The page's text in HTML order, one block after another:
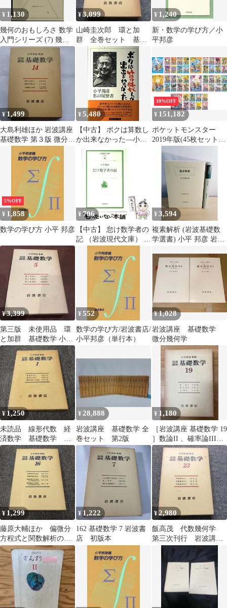
¥ 1,130
幾何のおもしろさ 数学
入門シリーズ (7) 幾何
のおもしろさ
¥3,099
山崎圭次郎 環と加
群 全巻セット 基礎
数学 小平邦彦 監修 岩
波書店
¥ 1,240
新・数学の学び方／小
平邦彦
¥ 1,499
大島利雄ほか 岩波講座
基礎数学 第３版 微分方
¥5,480
【中古】 ボクは算数し
か出来なかった—小平
邦彦・私の履歴書
10%OFF
¥ 151,182
ポケットモンスター
2019年版(45枚セット)
【全巻セット アニメ 中
古 DVD】ケース無:: レ
ンタル落ち
5%OFF
¥ 1,858
数学の学び方 小平 邦彦
¥ 706
【中古】 怠け数学者の
記 （岩波現代文庫） /
¥ 3,594
複素解析 (岩波基礎数
学選書) 小平 邦彦 岩波
¥3,399
第三版 未使用品 環
と加群 基礎数学 小平
邦彦監修 岩波書店 岩
波講座基礎数学
¥552
数学の学び方/岩波書店/
小平邦彦（単行本）
¥1,028
岩波講座 基礎数学
微分幾何学
¥1,250
未読品 線形代数 経
済数学 基礎数学 第2
版 小平邦彦 岩波講座
基礎数学
¥28,888
岩波講座 基礎数学 全
巻セット 第2版
¥ 1,180
［岩波講座 基礎数学 19
］数論II 、確率論III、
Lie群II 月報あり
¥ 1,299
藤原大輔ほか 偏微分
方程式と関数解析の分
冊 岩波講座基礎数学
¥1,222
162 基礎数学 7 岩波書
店 初版本
¥2,980
飯高茂 代数幾何学
第三次刊行 岩波講座
基礎数学 23